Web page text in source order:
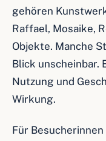
gehören
Raffael, Mosaike,
Objekte. Manche
Blick unscheinbar.
Nutzung und
Wirkung.
Für